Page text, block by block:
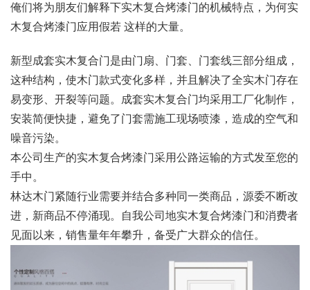
俺们将为朋友们解释下实木复合烤漆门的机械特点，为何实
木复合烤漆门应用假若 这样的大量。
新型成套实木复合门是由门扇、门套、门套线三部分组成，
这种结构，使木门款式变化多样，并且解决了全实木门存在
易变形、开裂等问题。成套实木复合门均采用工厂化制作，
安装简便快捷，避免了门套需施工现场喷漆，造成的空气和
噪音污染。
本公司生产的实木复合烤漆门采用公路运输的方式发至您的
手中。
林达木门紧随行业需要并结合多种同一类商品，源委不断改
进，新商品不停涌现。自我公司地实木复合烤漆门和消费者
见面以来，销售量年年攀升，备受广大群众的信任。